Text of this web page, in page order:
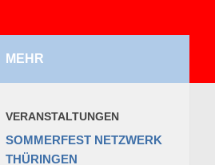
MEHR
VER­AN­STAL­TUN­GEN
SOMMERFEST NETZWERK
THÜRINGEN